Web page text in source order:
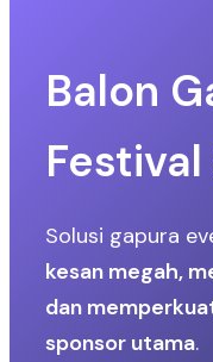
Balon
Solusi gapura
kesan megah,
dan
sponsor utama.